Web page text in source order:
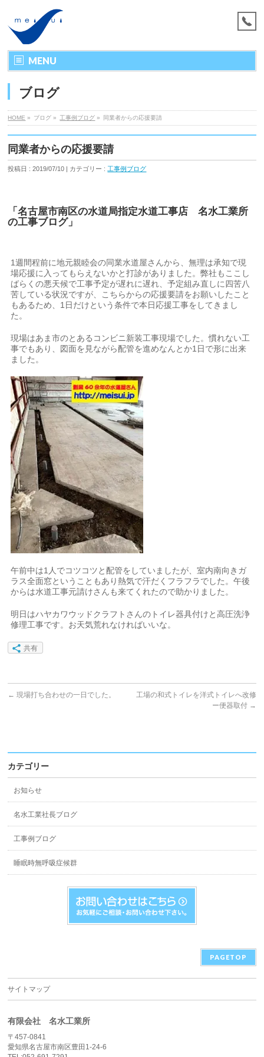
MENU
ブログ
HOME » ブログ » 工事例ブログ » 同業者からの応援要請
同業者からの応援要請
投稿日 : 2019/07/10 | カテゴリー : 工事例ブログ
「名古屋市南区の水道局指定水道工事店 名水工業所
の工事ブログ」
1週間程前に地元親睦会の同業水道屋さんから、無理は承知で現
場応援に入ってもらえないかと打診がありました。弊社もここし
ばらくの悪天候で工事予定が遅れに遅れ、予定組み直しに四苦八
苦している状況ですが、こちらからの応援要請をお願いしたこと
もあるため、1日だけという条件で本日応援工事をしてきまし
た。
現場はあま市のとあるコンビニ新装工事現場でした。慣れない工
事でもあり、図面を見ながら配管を進めなんとか1日で形に出来
ました。
午前中は1人でコツコツと配管をしていましたが、室内南向きガ
ラス全面窓ということもあり熱気で汗だくフラフラでした。午後
からは水道工事元請けさんも来てくれたので助かりました。
明日はハヤカワウッドクラフトさんのトイレ器具付けと高圧洗浄
修理工事です。お天気荒れなければいいな。
共有
← 現場打ち合わせの一日でした。
工場の和式トイレを洋式トイレへ改修
ー便器取付 →
カテゴリー
お知らせ
名水工業社長ブログ
工事例ブログ
睡眠時無呼吸症候群
PAGETOP
サイトマップ
有限会社 名水工業所
〒457-0841
愛知県名古屋市南区豊田1-24-6